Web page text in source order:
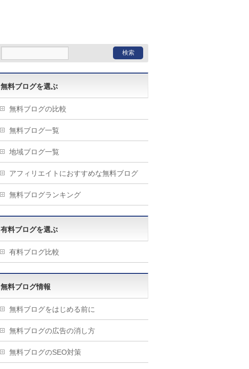
無料ブログを選ぶ
無料ブログの比較
無料ブログ一覧
地域ブログ一覧
アフィリエイトにおすすめな無料ブログ
無料ブログランキング
有料ブログを選ぶ
有料ブログ比較
無料ブログ情報
無料ブログをはじめる前に
無料ブログの広告の消し方
無料ブログのSEO対策